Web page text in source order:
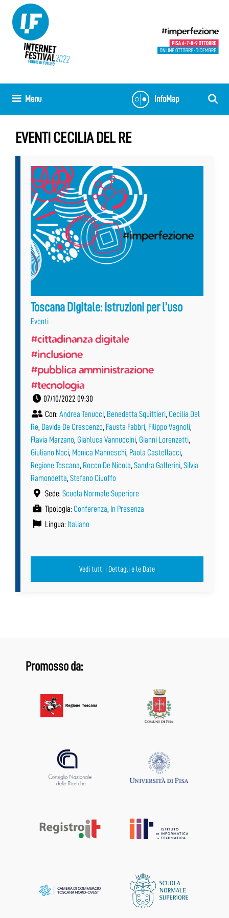
contenuto
InfoMap
Menu
EVENTI CECILIA DEL RE
Toscana Digitale: Istruzioni per l’uso
Eventi
#cittadinanza digitale
#inclusione
#pubblica amministrazione
#tecnologia
07/10/2022 09:30
Con: Andrea Tenucci, Benedetta Squittieri, Cecilia Del
Re, Davide De Crescenzo, Fausta Fabbri, Filippo Vagnoli,
Flavia Marzano, Gianluca Vannuccini, Gianni Lorenzetti,
Giuliano Noci, Monica Manneschi, Paola Castellacci,
Regione Toscana, Rocco De Nicola, Sandra Gallerini, Silvia
Ramondetta, Stefano Ciuoffo
Sede: Scuola Normale Superiore
Tipologia: Conferenza, In Presenza
Lingua: Italiano
Vedi tutti i Dettagli e le Date
Promosso da: